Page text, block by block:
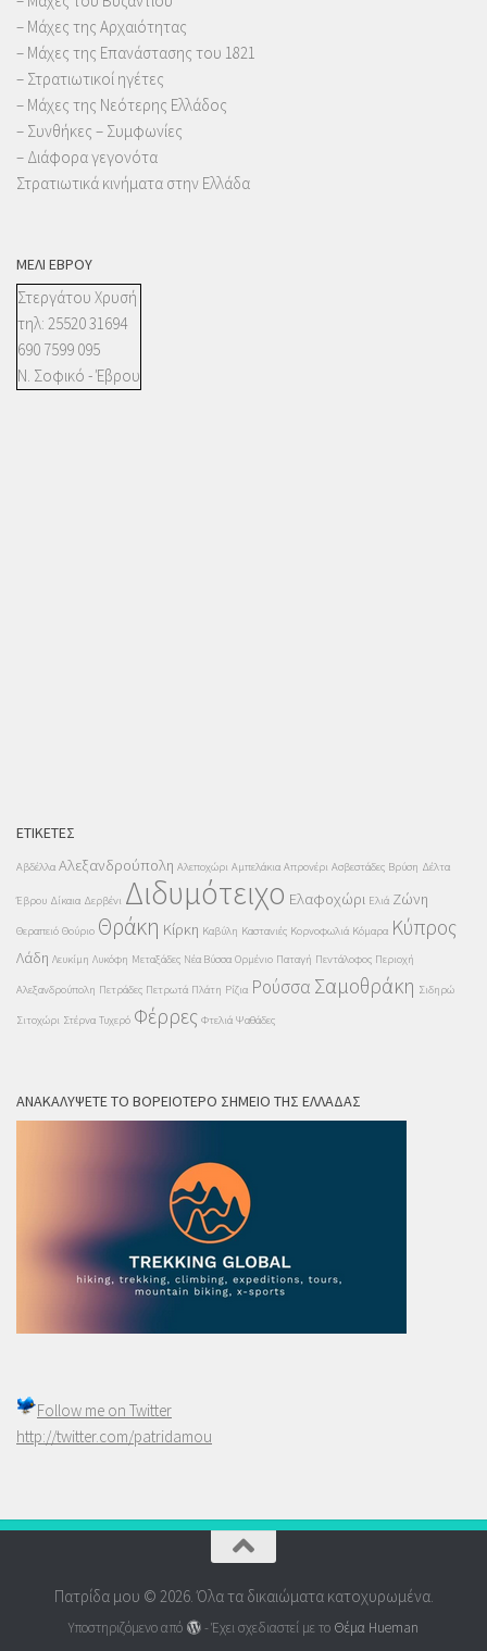
– Μάχες της Αρχαιότητας
– Μάχες της Επανάστασης του 1821
– Στρατιωτικοί ηγέτες
– Μάχες της Νεότερης Ελλάδος
– Συνθήκες – Συμφωνίες
– Διάφορα γεγονότα
Στρατιωτικά κινήματα στην Ελλάδα
ΜΈΛΙ ΈΒΡΟΥ
Στεργάτου Χρυσή
τηλ: 25520 31694
690 7599 095
Ν. Σοφικό - Έβρου
ΕΤΙΚΈΤΕΣ
Αβδέλλα Αλεξανδρούπολη Αλεποχώρι Αμπελάκια Απρονέρι Ασβεστάδες Βρύση Δέλτα
Έβρου Δίκαια Δερβένι Διδυμότειχο Ελαφοχώρι Ελιά Ζώνη
Θεραπειό Θούριο Θράκη Κίρκη Καβύλη Καστανιές Κορνοφωλιά Κόμαρα Κύπρος
Λάδη Λευκίμη Λυκόφη Μεταξάδες Νέα Βύσσα Ορμένιο Παταγή Πεντάλοφος Περιοχή
Αλεξανδρούπολη Πετράδες Πετρωτά Πλάτη Ρίζια Ρούσσα Σαμοθράκη Σιδηρώ
Σιτοχώρι Στέρνα Τυχερό Φέρρες Φτελιά Ψαθάδες
ΑΝΑΚΑΛΎΨΕΤΕ ΤΟ ΒΟΡΕΙΌΤΕΡΟ ΣΗΜΕΊΟ ΤΗΣ ΕΛΛΆΔΑΣ
Follow me on Twitter
http://twitter.com/patridamou
Πατρίδα μου © 2026. Όλα τα δικαιώματα κατοχυρωμένα.
Υποστηριζόμενο από - Έχει σχεδιαστεί με το Θέμα Ηueman